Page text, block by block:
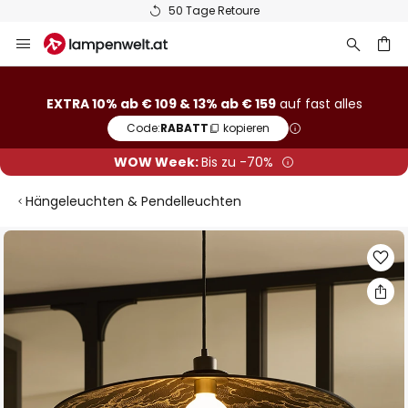
50 Tage Retoure
Inhalt
EXTRA 10% ab € 109 & 13% ab € 159auf fast alles
Code:RABATT kopieren
WOW Week:Bis zu -70%
Hängeleuchten & Pendelleuchten
Zum
der
Bildgalerie
springen